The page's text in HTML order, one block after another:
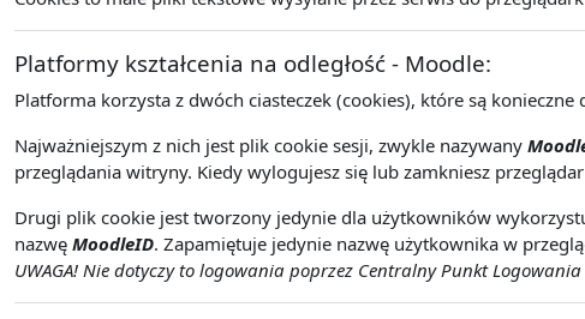
Platformy kształcenia na odległość - Moodle:
Platforma korzysta z dwóch ciasteczek (cookies), które są konieczne
Najważniejszym z nich jest plik cookie sesji, zwykle nazywany
przeglądania witryny. Kiedy wylogujesz się lub zamkniesz
Drugi plik cookie jest tworzony jedynie dla użytkowników
nazwę MoodleID. Zapamiętuje jedynie nazwę użytkownika w
UWAGA! Nie dotyczy to logowania poprzez Centralny Punkt